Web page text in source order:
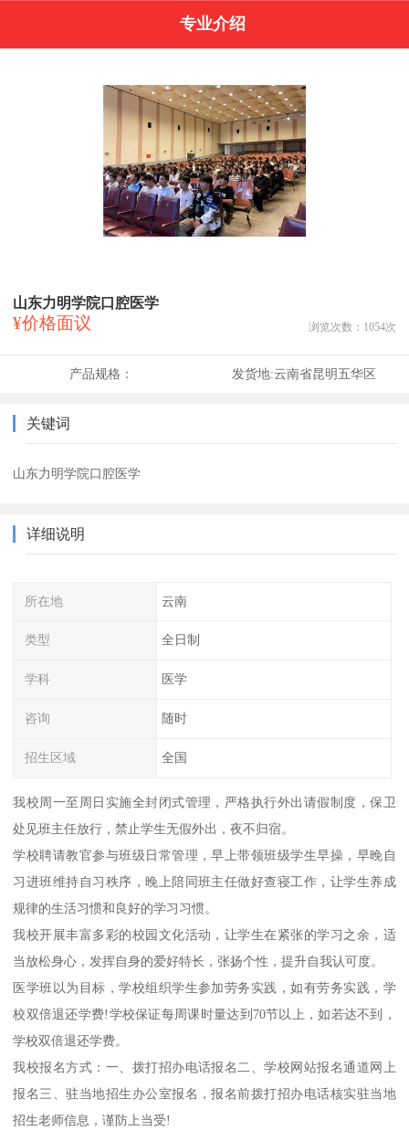
专业介绍
山东力明学院口腔医学
¥价格面议 浏览次数： 1054次
产品规格： 发货地:云南省昆明五华区
关键词
山东力明学院口腔医学
详细说明
所在地 云南
类型 全日制
学科 医学
咨询 随时
招生区域 全国
我校周一至周日实施全封闭式管理，严格执行外出请假制度，保卫
处见班主任放行，禁止学生无假外出，夜不归宿。
学校聘请教官参与班级日常管理，早上带领班级学生早操，早晚自
习进班维持自习秩序，晚上陪同班主任做好查寝工作，让学生养成
规律的生活习惯和良好的学习习惯。
我校开展丰富多彩的校园文化活动，让学生在紧张的学习之余，适
当放松身心，发挥自身的爱好特长，张扬个性，提升自我认可度。
医学班以为目标，学校组织学生参加劳务实践，如有劳务实践，学
校双倍退还学费!学校保证每周课时量达到70节以上，如若达不到，
学校双倍退还学费。
我校报名方式：一、拨打招办电话报名二、学校网站报名通道网上
报名三、驻当地招生办公室报名，报名前拨打招办电话核实驻当地
招生老师信息，谨防上当受!